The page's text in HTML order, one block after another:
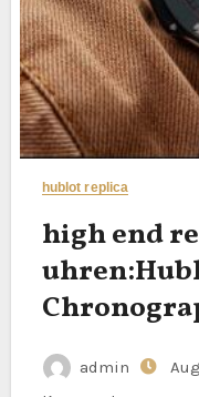
hublot replica
high end
admin